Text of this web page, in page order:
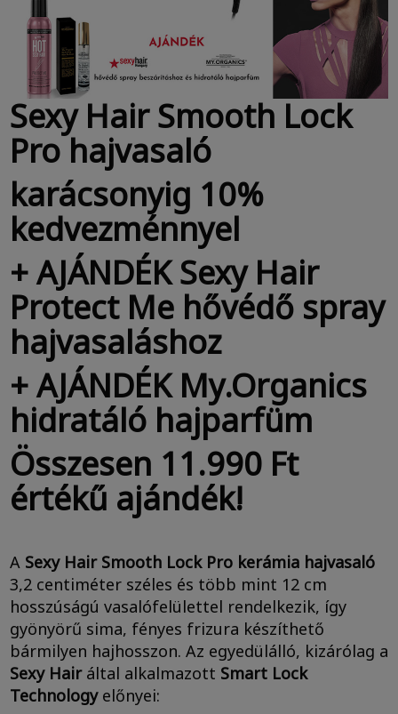
Sexy Hair Smooth Lock
Pro hajvasaló
karácsonyig 10%
kedvezménnyel
+ AJÁNDÉK Sexy Hair
Protect Me hővédő spray
hajvasaláshoz
+ AJÁNDÉK My.Organics
hidratáló hajparfüm
Összesen 11.990 Ft
értékű ajándék!
A Sexy Hair Smooth Lock Pro kerámia hajvasaló
3,2 centiméter széles és több mint 12 cm
hosszúságú vasalófelülettel rendelkezik, így
gyönyörű sima, fényes frizura készíthető
bármilyen hajhosszon. Az egyedülálló, kizárólag a
Sexy Hairáltal alkalmazott Smart Lock
Technologyelőnyei: